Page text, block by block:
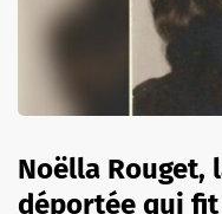
Noëlla Rouget,
déportée qui